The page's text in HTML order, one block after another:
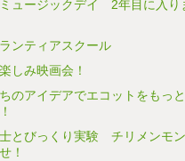
ュージックデイ 2年目に入り
ンティアスクール
しみ映画会！
のアイデアでエコットをもっ
とびっくり実験 チリメンモ
！